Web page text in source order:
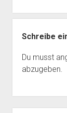
Schreibe
Du musst
abzugeben.